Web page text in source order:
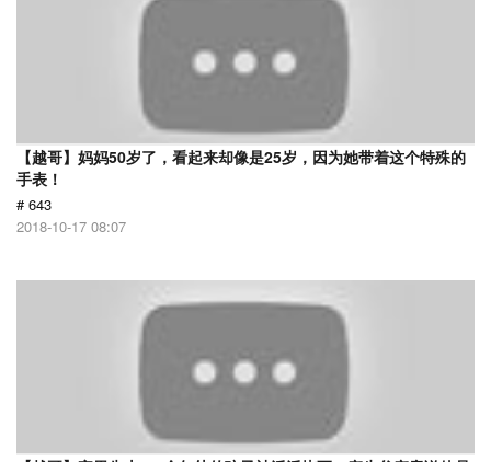
【越哥】妈妈50岁了，看起来却像是25岁，因为她带着这个特殊的
手表！
# 643
2018-10-17 08:07